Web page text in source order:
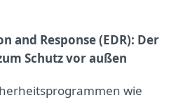
and Response (EDR): Der
Schutz vor außen
wie